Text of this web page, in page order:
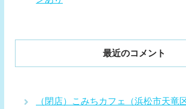
最近のコメント
（閉店）こみちカフェ（浜松市天竜